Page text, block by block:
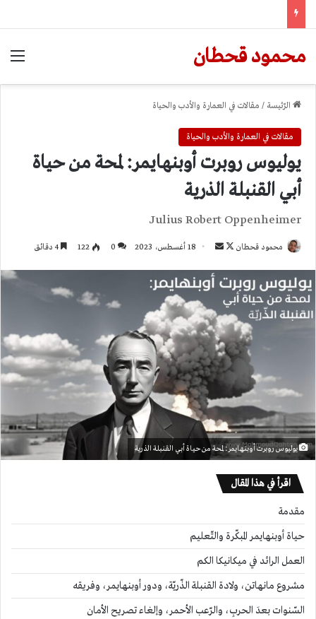
محمود قحطان
الرّئيسة / مقالات في العمارة والأدب والحياة
مقالات في العمارة والأدب والحياة
يوليوس روبرت أوبنهايمر: لمحة من حياة
أبي القنبلة الذرية
Julius Robert Oppenheimer
محمود قحطان
تابع
X
أرسل
إلكترونيا
18 أغسطس، 2023 0
122
يوليوس روبرت أوبنهايمر: لمحة من حياة أبي القنبلة الذرية
اقرأ في هذا المقال
مقدمة
حياة أوبنهايمر المبكّرة والتّعليم
العمل الرائد في ميكانيكا الكم
مشروع مانهاتن، ولادة القنبلة الذّريّة، ودور أوبنهايمر، وفريقه
السّنوات بعدَ الحربِ، والرّعب الأحمر، وإلغاء تصريح الأمان